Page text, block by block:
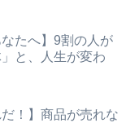
なたへ】9割の人が
と、人生が変わ
！】商品が売れな